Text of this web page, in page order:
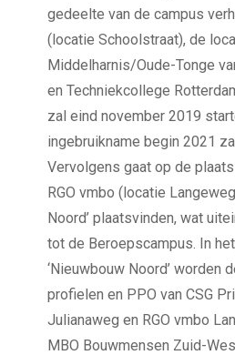
gedeelte van de campus
(locatie Schoolstraat), de
Middelharnis/Oude-Tonge
en Techniekcollege
zal eind november 2019
ingebruikname begin 2021
Vervolgens gaat op de
RGO vmbo (locatie
Noord’ plaatsvinden, wat
tot de Beroepscampus. In
‘Nieuwbouw Noord’ worden
profielen en PPO van CSG
Julianaweg en RGO vmbo
MBO Bouwmensen Zuid-